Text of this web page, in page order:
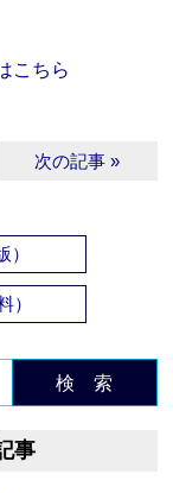
こちら
次の記事 »
）
検 索
事